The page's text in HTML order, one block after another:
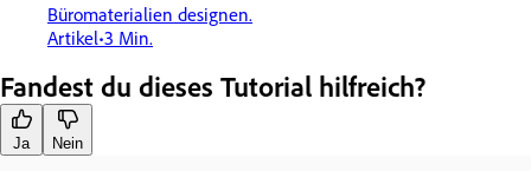
Büromaterialien designen.
Artikel 3 Min.
Fandest du dieses Tutorial hilfreich?
Ja Nein